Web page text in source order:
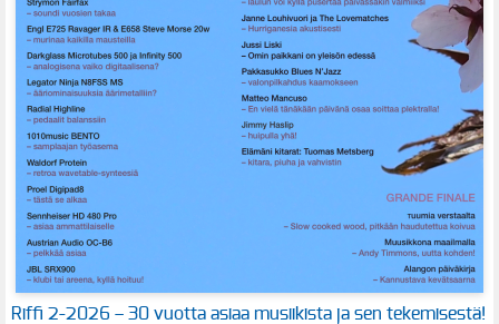
Riffi 2-2026 – 30 vuotta asiaa musiikista ja sen tekemisestä!